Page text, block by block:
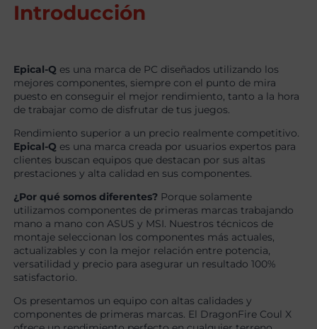
Introducción
Epical-Q es una marca de PC diseñados utilizando los
mejores componentes, siempre con el punto de mira
puesto en conseguir el mejor rendimiento, tanto a la hora
de trabajar como de disfrutar de tus juegos.
Rendimiento superior a un precio realmente competitivo.
Epical-Q es una marca creada por usuarios expertos para
clientes buscan equipos que destacan por sus altas
prestaciones y alta calidad en sus componentes.
¿Por qué somos diferentes? Porque solamente
utilizamos componentes de primeras marcas trabajando
mano a mano con ASUS y MSI. Nuestros técnicos de
montaje seleccionan los componentes más actuales,
actualizables y con la mejor relación entre potencia,
versatilidad y precio para asegurar un resultado 100%
satisfactorio.
Os presentamos un equipo con altas calidades y
componentes de primeras marcas. El DragonFire Coul X